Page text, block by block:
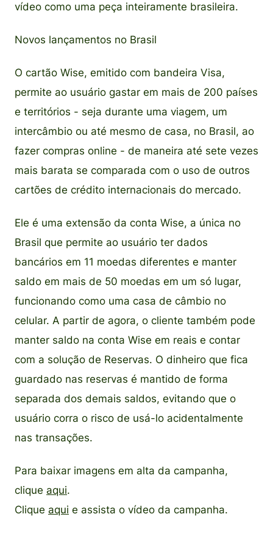
vídeo como uma peça inteiramente brasileira.
Novos lançamentos no Brasil
O cartão Wise, emitido com bandeira Visa,
permite ao usuário gastar em mais de 200 países
e territórios - seja durante uma viagem, um
intercâmbio ou até mesmo de casa, no Brasil, ao
fazer compras online - de maneira até sete vezes
mais barata se comparada com o uso de outros
cartões de crédito internacionais do mercado.
Ele é uma extensão da conta Wise, a única no
Brasil que permite ao usuário ter dados
bancários em 11 moedas diferentes e manter
saldo em mais de 50 moedas em um só lugar,
funcionando como uma casa de câmbio no
celular. A partir de agora, o cliente também pode
manter saldo na conta Wise em reais e contar
com a solução de Reservas. O dinheiro que fica
guardado nas reservas é mantido de forma
separada dos demais saldos, evitando que o
usuário corra o risco de usá-lo acidentalmente
nas transações.
Para baixar imagens em alta da campanha,
clique aqui.
Clique aqui e assista o vídeo da campanha.